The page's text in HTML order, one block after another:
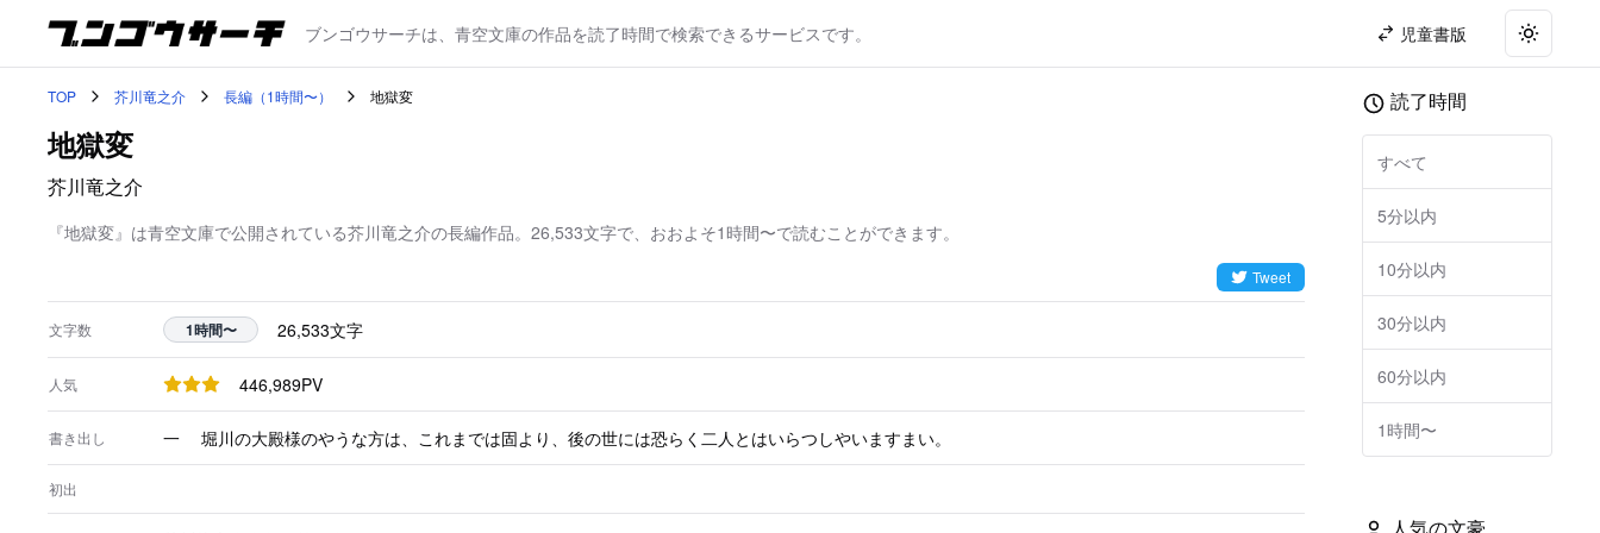
ブンゴウサーチは、青空文庫の作品を読了時間で検索できるサービスです。 児童書版 Toggle
TOP 芥川竜之介 長編（1時間〜） 地獄変
地獄変
芥川竜之介
『地獄変』は青空文庫で公開されている芥川竜之介の長編作品。26,533文字で、おおよそ1時間〜で読むことができます。
Tweet
文字数 1時間〜 26,533文字
人気 446,989PV
書き出し 一 堀川の大殿様のやうな方は、これまでは固より、後の世には恐らく二人とはいらつしやいますまい。
初出
読了時間
すべて
5分以内
10分以内
30分以内
60分以内
1時間〜